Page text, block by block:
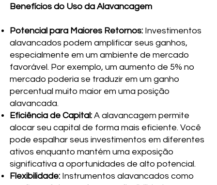
Benefícios do Uso da Alavancagem
Potencial para Maiores Retornos: Investimentos
alavancados podem amplificar seus ganhos,
especialmente em um ambiente de mercado
favorável. Por exemplo, um aumento de 5% no
mercado poderia se traduzir em um ganho
percentual muito maior em uma posição
alavancada.
Eficiência de Capital: A alavancagem permite
alocar seu capital de forma mais eficiente. Você
pode espalhar seus investimentos em diferentes
ativos enquanto mantém uma exposição
significativa a oportunidades de alto potencial.
Flexibilidade: Instrumentos alavancados como